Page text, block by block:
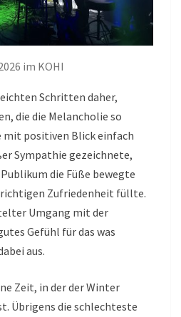
im KOHI
Schritten daher,
die die Melancholie so
mit positiven Blick einfach
Sympathie gezeichnete,
die Füße bewegte
richtigen Zufriedenheit füllte.
Umgang mit der
Gefühl für das was
aus.
Zeit, in der der Winter
Übrigens die schlechteste